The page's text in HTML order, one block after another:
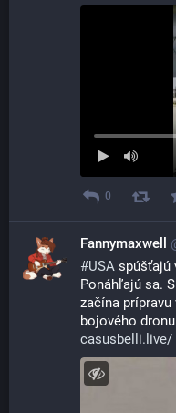
0
Fannymaxwell
#USA spúšťajú
Ponáhľajú sa.
začína
bojového dronu
casusbelli.live/